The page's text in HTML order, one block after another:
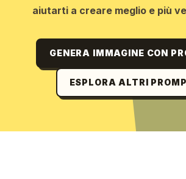
aiutarti a creare meglio e più
GENERA IMMAGINE CON
ESPLORA ALTRI